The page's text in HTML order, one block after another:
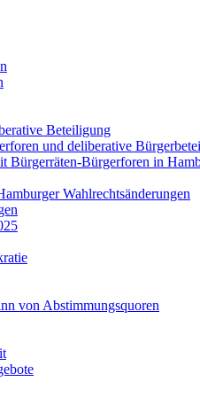
Beteiligung
und deliberative
Bürgerräten-Bürgerforen in
Wahlrechtsänderungen
von Abstimmungsquoren